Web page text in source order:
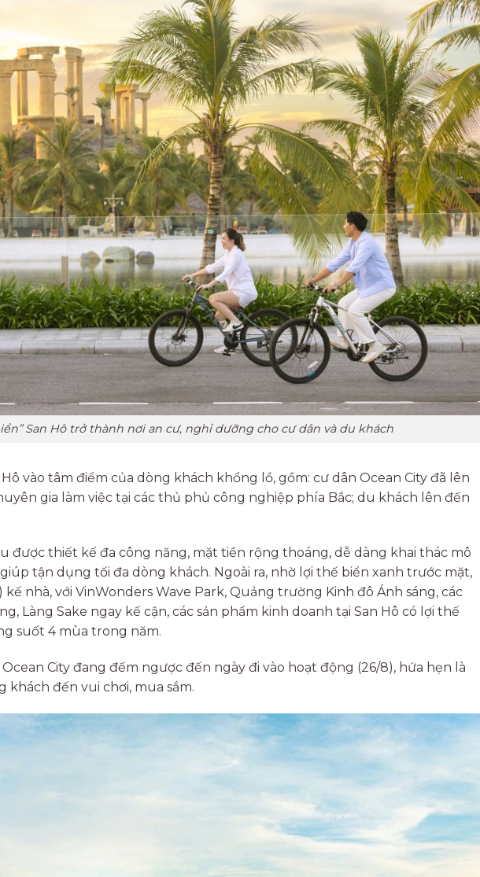
San Hô trở thành nơi an cư, nghỉ dưỡng cho cư dân và du khách
vào tâm điểm của dòng khách khổng lồ, gồm: cư dân Ocean City đã lên
gia làm việc tại các thủ phủ công nghiệp phía Bắc; du khách lên đến
được thiết kế đa công năng, mặt tiền rộng thoáng, dễ dàng khai thác mô
tận dụng tối đa dòng khách. Ngoài ra, nhờ lợi thế biển xanh trước mặt,
nhà, với VinWonders Wave Park, Quảng trường Kinh đô Ánh sáng, các
Làng Sake ngay kế cận, các sản phẩm kinh doanh tại San Hô có lợi thế
suốt 4 mùa trong năm.
Ocean City đang đếm ngược đến ngày đi vào hoạt động (26/8), hứa hẹn là
đến vui chơi, mua sắm.